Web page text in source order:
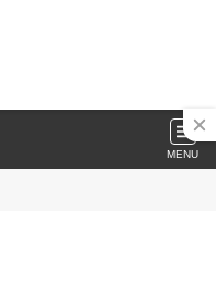
MENU